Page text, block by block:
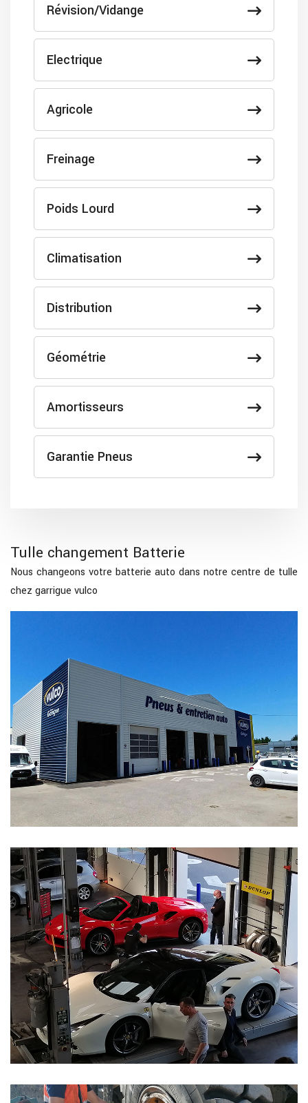
Révision/Vidange
Electrique
Agricole
Freinage
Poids Lourd
Climatisation
Distribution
Géométrie
Amortisseurs
Garantie Pneus
Tulle changement Batterie
Nous changeons votre batterie auto dans notre centre de tulle
chez garrigue vulco